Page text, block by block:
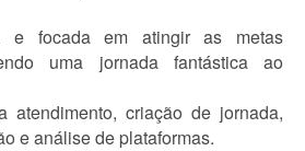
e focada em atingir as metas
uma jornada fantástica ao
atendimento, criação de jornada,
e análise de plataformas.